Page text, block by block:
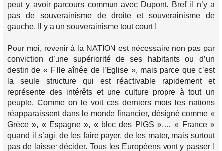
peut y avoir parcours commun avec Dupont. Bref il n’y a
pas de souverainisme de droite et souverainisme de
gauche. Il y a un souverainisme tout court !
Pour moi, revenir à la NATION est nécessaire non pas par
conviction d’une supériorité de ses habitants ou d’un
destin de « Fille aînée de l’Eglise », mais parce que c’est
la seule structure qui est réactivable rapidement et
représente des intérêts et une culture propre à tout un
peuple. Comme on le voit ces derniers mois les nations
réapparaissent dans le monde financier, désigné comme «
Grèce », « Espagne », « bloc des PIGS »,… « France »
quand il s’agit de les faire payer, de les mater, mais surtout
pas de laisser décider. Tous les Européens vont y passer !